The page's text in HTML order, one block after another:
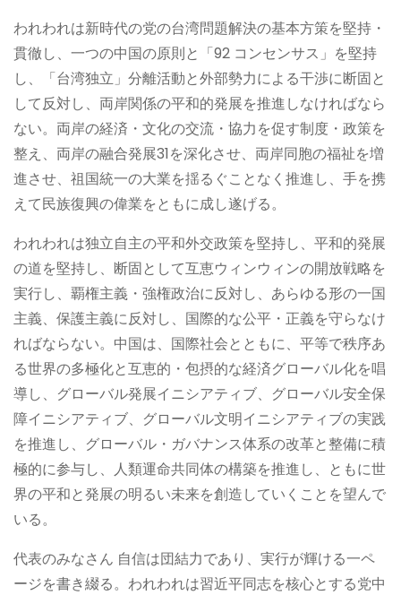
われわれは新時代の党の台湾問題解決の基本方策を堅持・
貫徹し、一つの中国の原則と「92 コンセンサス」を堅持
し、「台湾独立」分離活動と外部勢力による干渉に断固と
して反対し、両岸関係の平和的発展を推進しなければなら
ない。両岸の経済・文化の交流・協力を促す制度・政策を
整え、両岸の融合発展31を深化させ、両岸同胞の福祉を増
進させ、祖国統一の大業を揺るぐことなく推進し、手を携
えて民族復興の偉業をともに成し遂げる。
われわれは独立自主の平和外交政策を堅持し、平和的発展
の道を堅持し、断固として互恵ウィンウィンの開放戦略を
実行し、覇権主義・強権政治に反対し、あらゆる形の一国
主義、保護主義に反対し、国際的な公平・正義を守らなけ
ればならない。中国は、国際社会とともに、平等で秩序あ
る世界の多極化と互恵的・包摂的な経済グローバル化を唱
導し、グローバル発展イニシアティブ、グローバル安全保
障イニシアティブ、グローバル文明イニシアティブの実践
を推進し、グローバル・ガバナンス体系の改革と整備に積
極的に参与し、人類運命共同体の構築を推進し、ともに世
界の平和と発展の明るい未来を創造していくことを望んで
いる。
代表のみなさん 自信は団結力であり、実行が輝ける一ペ
ージを書き綴る。われわれは習近平同志を核心とする党中